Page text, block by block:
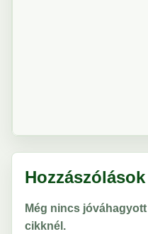
Hozzászólások
Még nincs
cikknél.